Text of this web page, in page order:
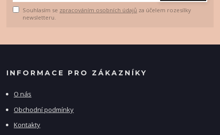
Souhlasím se zpracováním osobních údajů za účelem rozesílky
newsletteru.
INFORMACE PRO ZÁKAZNÍKY
O nás
Obchodní podmínky
Kontakty